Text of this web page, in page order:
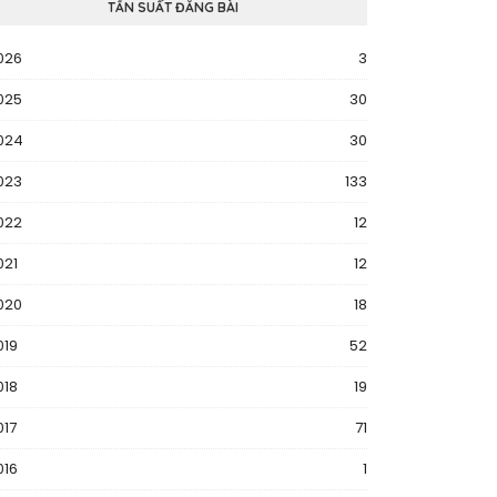
TẦN SUẤT ĐĂNG BÀI
3
30
30
133
12
12
18
52
19
71
1